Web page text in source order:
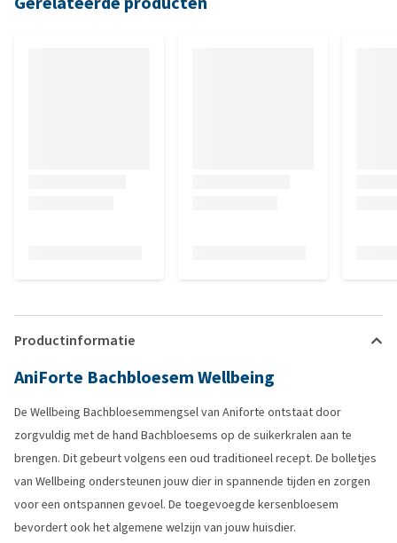
Productinformatie
AniForte Bachbloesem Wellbeing
De Wellbeing Bachbloesemmengsel van Aniforte ontstaat door
zorgvuldig met de hand Bachbloesems op de suikerkralen aan te
brengen. Dit gebeurt volgens een oud traditioneel recept. De bolletjes
van Wellbeing ondersteunen jouw dier in spannende tijden en zorgen
voor een ontspannen gevoel. De toegevoegde kersenbloesem
bevordert ook het algemene welzijn van jouw huisdier.